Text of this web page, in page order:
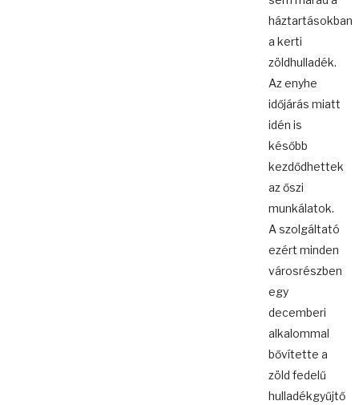
háztartásokban
a kerti
zöldhulladék.
Az enyhe
időjárás miatt
idén is
később
kezdődhettek
az őszi
munkálatok.
A szolgáltató
ezért minden
városrészben
egy
decemberi
alkalommal
bővítette a
zöld fedelű
hulladékgyűjtő